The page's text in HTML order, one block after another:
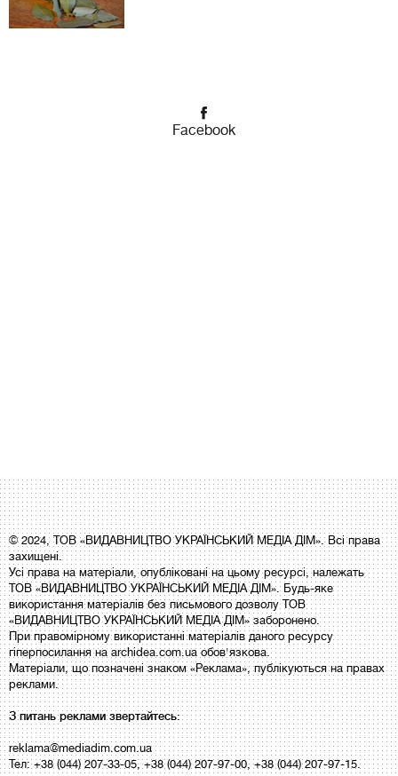
Facebook
© 2024, ТОВ «ВИДАВНИЦТВО УКРАЇНСЬКИЙ МЕДІА ДІМ». Всі права
захищені.
Усі права на матеріали, опубліковані на цьому ресурсі, належать
ТОВ «ВИДАВНИЦТВО УКРАЇНСЬКИЙ МЕДІА ДІМ». Будь-яке
використання матеріалів без письмового дозволу ТОВ
«ВИДАВНИЦТВО УКРАЇНСЬКИЙ МЕДІА ДІМ» заборонено.
При правомірному використанні матеріалів даного ресурсу
гіперпосилання на archidea.com.ua обов'язкова.
Матеріали, що позначені знаком «Реклама», публікуються на правах
реклами.
З питань реклами звертайтесь:
reklama@mediadim.com.ua
Тел: +38 (044) 207-33-05, +38 (044) 207-97-00, +38 (044) 207-97-15.